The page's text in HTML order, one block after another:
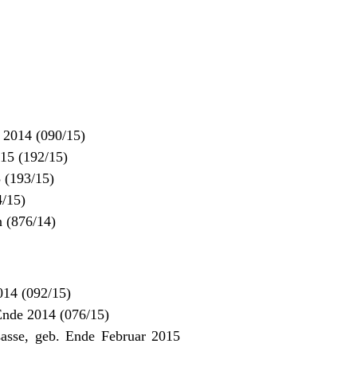
2014 (090/15)
(192/15)
(193/15)
15)
(876/14)
(092/15)
2014 (076/15)
geb. Ende Februar 2015